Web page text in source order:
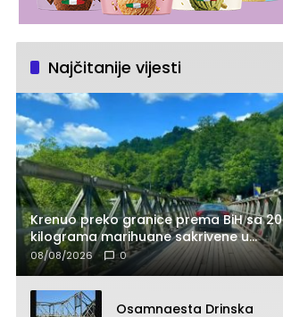
Najčitanije vijesti
Krenuo preko granice prema BiH sa 20
kilograma marihuane sakrivene u
automobilu
08/08/2026 0
Osamnaesta Drinska